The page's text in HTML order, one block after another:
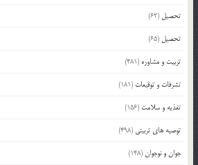
تحصیل (62)
تحصیل (65)
تربیت و مشاوره (481)
تشرفات و توقیعات (181)
تغذیه و سلامت (156)
توصیه های تربیتی (498)
جوان و نوجوان(148)